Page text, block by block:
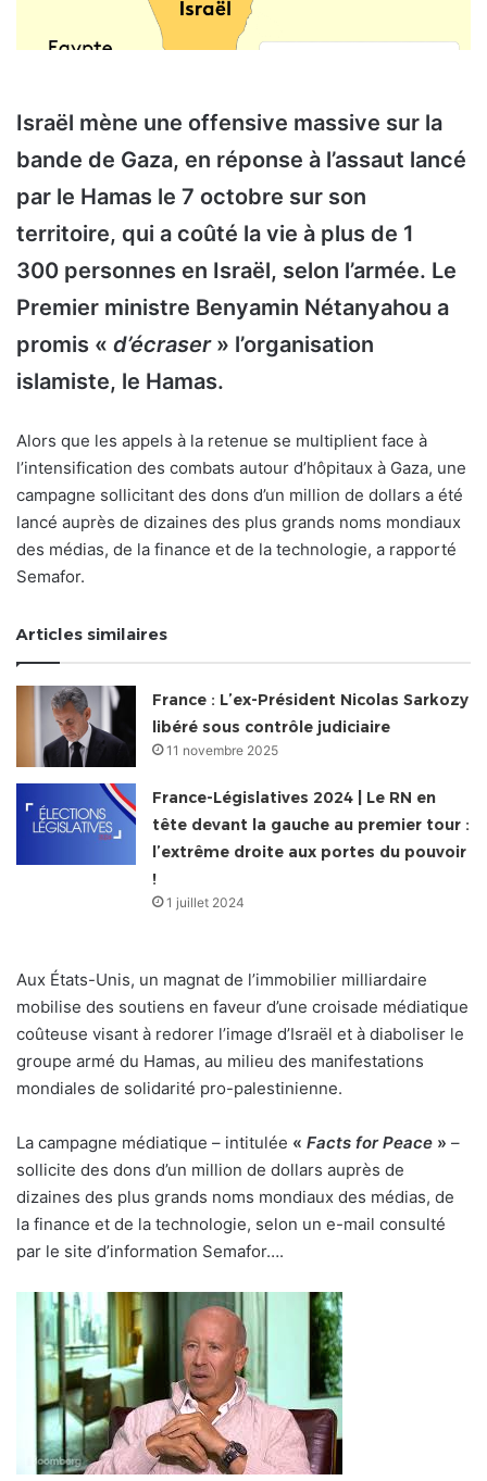
Israël mène une offensive massive sur la
bande de Gaza, en réponse à l’assaut lancé
par le Hamas le 7 octobre sur son
territoire, qui a coûté la vie à plus de 1
300 personnes en Israël, selon l’armée. Le
Premier ministre Benyamin Nétanyahou a
promis « d’écraser» l’organisation
islamiste, le Hamas.
Alors que les appels à la retenue se multiplient face à
l’intensification des combats autour d’hôpitaux à Gaza, une
campagne sollicitant des dons d’un million de dollars a été
lancé auprès de dizaines des plus grands noms mondiaux
des médias, de la finance et de la technologie, a rapporté
Semafor.
Articles similaires
France : L’ex-Président Nicolas Sarkozy
libéré sous contrôle judiciaire
11 novembre 2025
France-Législatives 2024 | Le RN en
tête devant la gauche au premier tour :
l’extrême droite aux portes du pouvoir
!
1 juillet 2024
Aux États-Unis, un magnat de l’immobilier milliardaire
mobilise des soutiens en faveur d’une croisade médiatique
coûteuse visant à redorer l’image d’Israël et à diaboliser le
groupe armé du Hamas, au milieu des manifestations
mondiales de solidarité pro-palestinienne.
La campagne médiatique – intitulée « Facts for Peace » –
sollicite des dons d’un million de dollars auprès de
dizaines des plus grands noms mondiaux des médias, de
la finance et de la technologie, selon un e-mail consulté
par le site d’information Semafor….